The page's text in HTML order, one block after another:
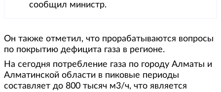
сообщил министр.
Он также отметил, что прорабатываются вопросы
по покрытию дефицита газа в регионе.
На сегодня потребление газа по городу Алматы и
Алматинской области в пиковые периоды
составляет до 800 тысяч м3/ч, что является